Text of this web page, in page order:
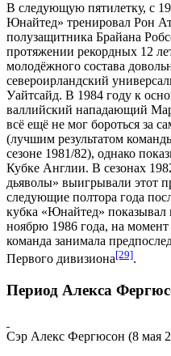
В следующую пятилетку, с
Юнайтед» тренировал Рон
полузащитника Брайана
протяжении рекордных 12
молодёжного состава
североирландский
Уайтсайд. В 1984 году к
валлийский нападающий
всё ещё не мог бороться за
(лучшим результатом
сезоне 1981/82), однако
Кубке Англии. В сезонах
дьяволы» выигрывали этот
следующие полтора года
кубка «Юнайтед» показывал
ноябрю 1986 года, на
команда занимала
Первого дивизиона[29].
Период Алекса
Сэр Алекс Фергюсон (8 мая